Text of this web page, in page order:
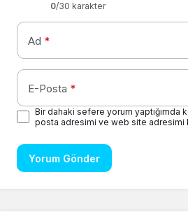
0/30 karakter
Ad *
E-Posta *
Bir dahaki sefere yorum yaptığımda
posta adresimi ve web site adresimi
Yorum Gönder